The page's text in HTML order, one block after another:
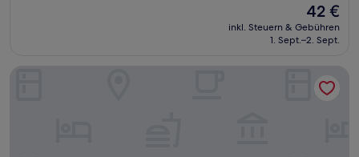
Bewertungen)
Der
Preis
beträgt
42 €
inkl. Steuern & Gebühren
1. Sept.–2. Sept.